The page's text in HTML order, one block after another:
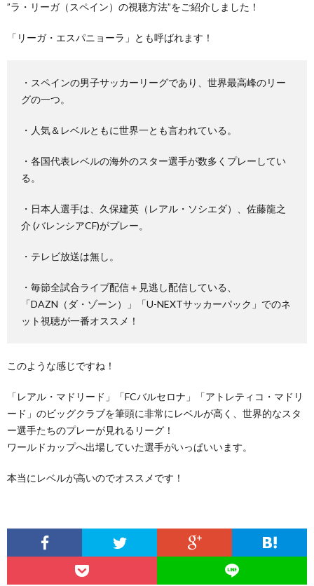
”ラ・リーガ（スペイン）の視聴方法”をご紹介しました！
「リーガ・エスパニョーラ」とも呼ばれます！
・スペインの男子サッカーリーグであり、世界最高峰のリー
グの一つ。
・人気＆レベルともに世界一とも言われている。
・各国代表レベルの海外のスター選手が数多くプレーしてい
る。
・日本人選手は、久保建英（レアル・ソシエダ）、佐藤龍之
介 (バレンシアCF)がプレー。
・テレビ放送は無し。
・毎節全試合ライブ配信＋見逃し配信している、
「DAZN（ダ・ゾーン）」「U-NEXTサッカーパック」でのネ
ット視聴が一番オススメ！
このような感じですね！
「レアル・マドリード」「FCバルセロナ」「アトレティコ・マドリ
ード」のビッグクラブを筆頭に非常にレベルが高く、世界的なスタ
ー選手たちのプレーが見れるリーグ！
ワールドカップへ出場していた選手がいっぱいいます。
本当にレベルが高いのでオススメです！